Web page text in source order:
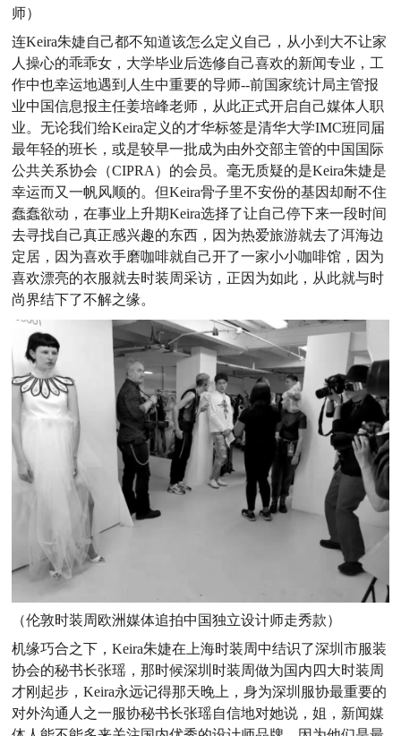
师）
连Keira朱婕自己都不知道该怎么定义自己，从小到大不让家
人操心的乖乖女，大学毕业后选修自己喜欢的新闻专业，工
作中也幸运地遇到人生中重要的导师--前国家统计局主管报
业中国信息报主任姜培峰老师，从此正式开启自己媒体人职
业。无论我们给Keira定义的才华标签是清华大学IMC班同届
最年轻的班长，或是较早一批成为由外交部主管的中国国际
公共关系协会（CIPRA）的会员。毫无质疑的是Keira朱婕是
幸运而又一帆风顺的。但Keira骨子里不安份的基因却耐不住
蠢蠢欲动，在事业上升期Keira选择了让自己停下来一段时间
去寻找自己真正感兴趣的东西，因为热爱旅游就去了洱海边
定居，因为喜欢手磨咖啡就自己开了一家小小咖啡馆，因为
喜欢漂亮的衣服就去时装周采访，正因为如此，从此就与时
尚界结下了不解之缘。
（伦敦时装周欧洲媒体追拍中国独立设计师走秀款）
机缘巧合之下，Keira朱婕在上海时装周中结识了深圳市服装
协会的秘书长张瑶，那时候深圳时装周做为国内四大时装周
才刚起步，Keira永远记得那天晚上，身为深圳服协最重要的
对外沟通人之一服协秘书长张瑶自信地对她说，姐，新闻媒